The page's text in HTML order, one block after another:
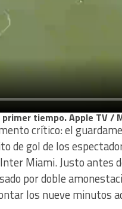
tiempo. Apple TV /
crítico: el
de gol de los
Miami. Justo antes
por doble
los nueve minutos